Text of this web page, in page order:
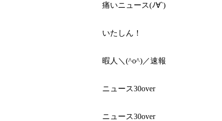
痛いニュース(ﾉ∀`)
いたしん！
暇人＼(^o^)／速報
ニュース30over
ニュース30over